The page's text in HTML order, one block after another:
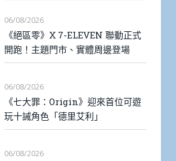
06/08/2026
《絕區零》X 7-ELEVEN 聯動正式
開跑！主題門市、實體周邊登場
06/08/2026
《七大罪：Origin》迎來首位可遊
玩十誡角色「德里艾利」
06/08/2026